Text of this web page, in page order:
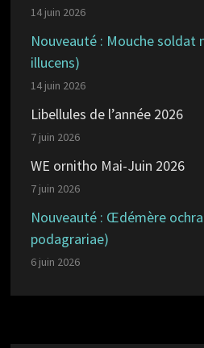
14 juin 2026
Nouveauté : Mouche soldat
illucens)
14 juin 2026
Libellules de l’année 2026
7 juin 2026
WE ornitho Mai-Juin 2026
7 juin 2026
Nouveauté : Œdémère
podagrariae)
6 juin 2026